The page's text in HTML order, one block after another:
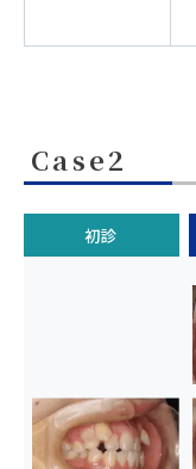
Case2
初診